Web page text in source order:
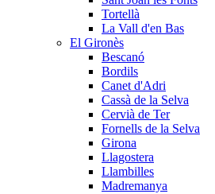
Tortellà
La Vall d'en Bas
El Gironès
Bescanó
Bordils
Canet d'Adri
Cassà de la Selva
Cervià de Ter
Fornells de la Selva
Girona
Llagostera
Llambilles
Madremanya